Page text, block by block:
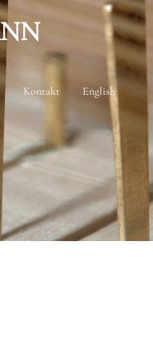
Kontakt English